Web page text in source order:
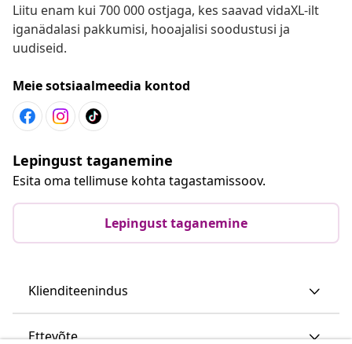
Liitu enam kui 700 000 ostjaga, kes saavad vidaXL-ilt
iganädalasi pakkumisi, hooajalisi soodustusi ja
uudiseid.
Meie sotsiaalmeedia kontod
Lepingust taganemine
Esita oma tellimuse kohta tagastamissoov.
Lepingust taganemine
Klienditeenindus
Ettevõte